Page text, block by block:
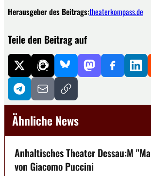
Herausgeber des Beitrags:theaterkompass.de
Teile den Beitrag auf
Ähnliche News
Anhaltisches Theater Dessau:M
von Giacomo Puccini